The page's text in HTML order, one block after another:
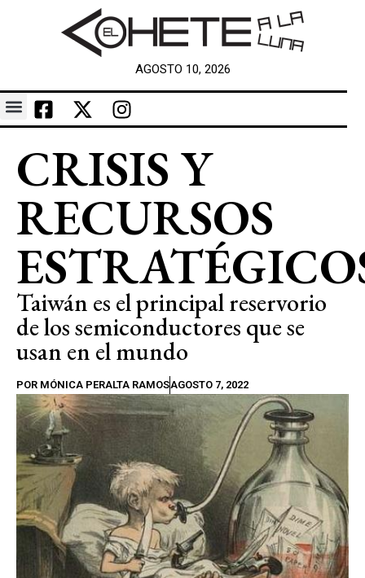
AGOSTO 10, 2026
CRISIS Y
RECURSOS
Taiwán es el principal reservorio
de los semiconductores que se
usan en el mundo
POR MÓNICA PERALTA RAMOSAGOSTO 7, 2022